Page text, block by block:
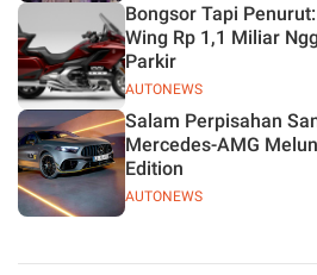
AUTONEWS
Bongsor Tapi
Wing Rp 1,1 Miliar
Parkir
AUTONEWS
Salam Perpisahan
Mercedes-AMG
Edition